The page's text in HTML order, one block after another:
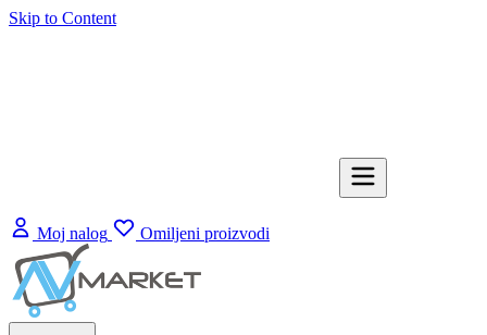
Skip to Content
Moj nalog Omiljeni proizvodi